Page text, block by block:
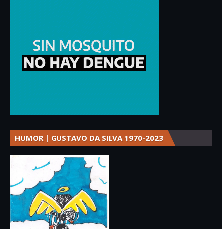
HUMOR | GUSTAVO DA SILVA 1970-2023